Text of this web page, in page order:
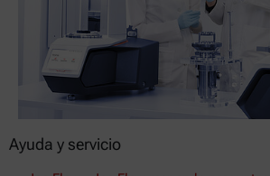
Ayuda y servicio